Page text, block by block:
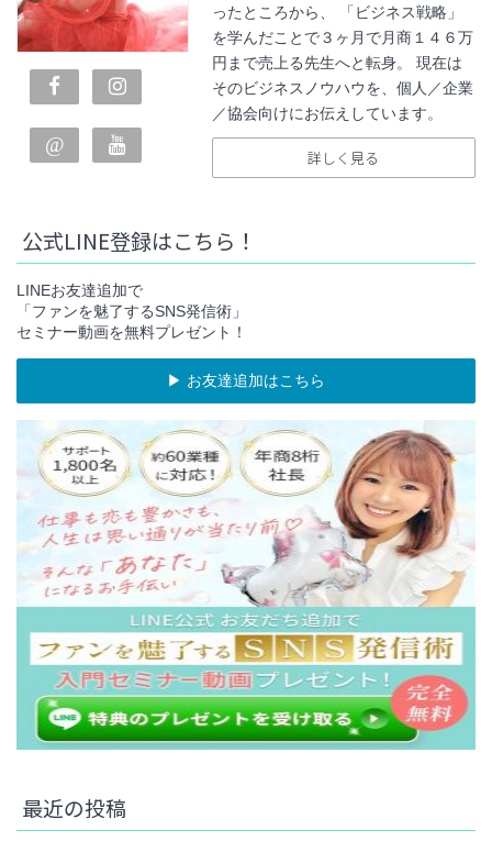
ったところから、 「ビジネス戦略」
を学んだことで３ヶ月で月商１４６万
円まで売上る先生へと転身。 現在は
そのビジネスノウハウを、個人／企業
／協会向けにお伝えしています。
詳しく見る
公式LINE登録はこちら！
LINEお友達追加で
「ファンを魅了するSNS発信術」
セミナー動画を無料プレゼント！
▶︎ お友達追加はこちら
最近の投稿